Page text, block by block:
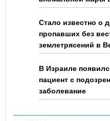
Стало известно о
пропавших без
землетрясений в
В Израиле
пациент с
заболевание